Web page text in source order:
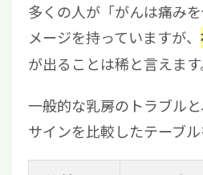
5 乳がんの標準治療
6
進行乳がんに対する再
7まとめ｜不安を感じたら
多くの人が「がんは痛み
メージを持っていますが、
が出ることは稀と言えます
一般的な乳房のトラブル
サインを比較したテーブル